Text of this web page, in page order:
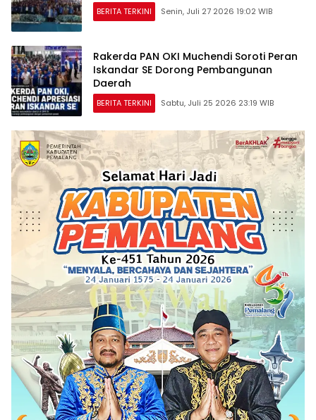
BERITA TERKINI Senin, Juli 27 2026 19:02 WIB
Rakerda PAN OKI Muchendi Soroti Peran
Iskandar SE Dorong Pembangunan
Daerah
BERITA TERKINI Sabtu, Juli 25 2026 23:19 WIB